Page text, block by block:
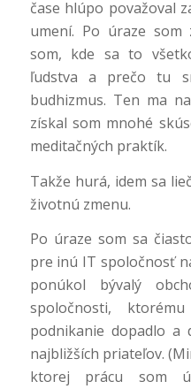
čase hlúpo považoval
umení. Po úraze
som, kde sa to
ľudstva a prečo tu
budhizmus. Ten ma
získal som mnohé
meditačných praktík.
Takže hurá, idem sa
životnú zmenu.
Po úraze som sa
pre inú IT spoločnosť
ponúkol bývalý
spoločnosti,
podnikanie dopadlo a
najbližších priateľov.
ktorej prácu som